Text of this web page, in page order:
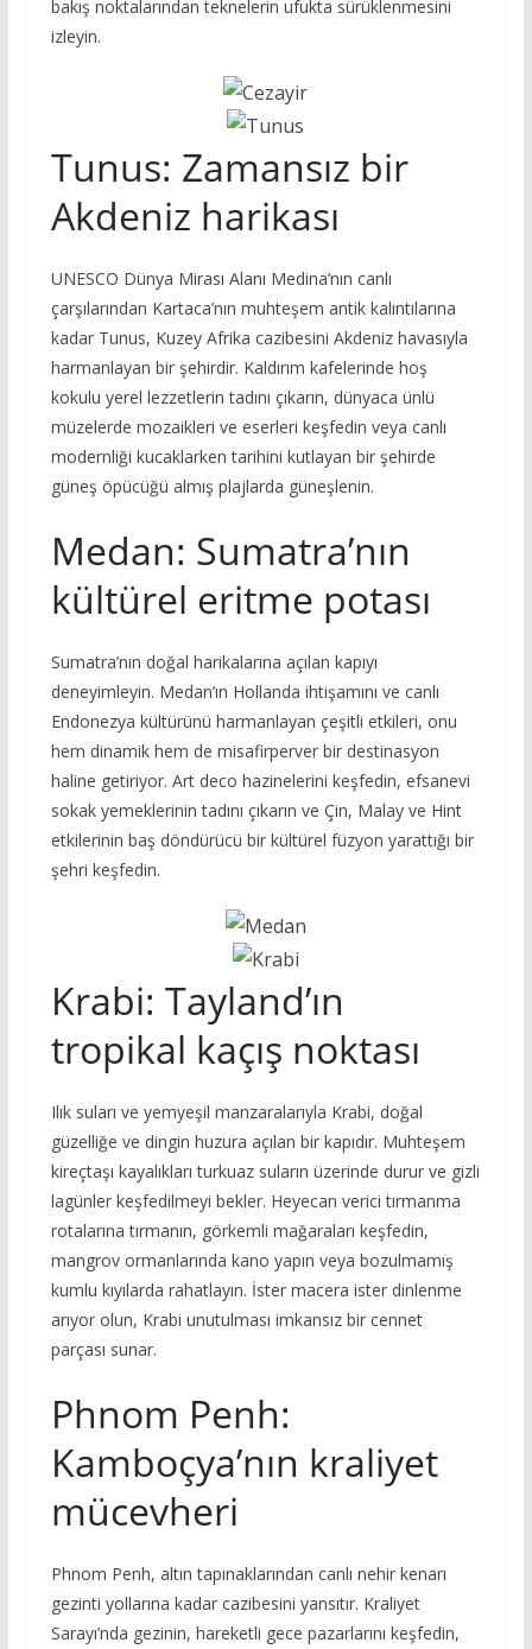
bakış noktalarından teknelerin ufukta sürüklenmesini
izleyin.
Tunus: Zamansız bir
Akdeniz harikası
UNESCO Dünya Mirası Alanı Medina’nın canlı
çarşılarından Kartaca’nın muhteşem antik kalıntılarına
kadar Tunus, Kuzey Afrika cazibesini Akdeniz havasıyla
harmanlayan bir şehirdir. Kaldırım kafelerinde hoş
kokulu yerel lezzetlerin tadını çıkarın, dünyaca ünlü
müzelerde mozaikleri ve eserleri keşfedin veya canlı
modernliği kucaklarken tarihini kutlayan bir şehirde
güneş öpücüğü almış plajlarda güneşlenin.
Medan: Sumatra’nın
kültürel eritme potası
Sumatra’nın doğal harikalarına açılan kapıyı
deneyimleyin. Medan’ın Hollanda ihtişamını ve canlı
Endonezya kültürünü harmanlayan çeşitli etkileri, onu
hem dinamik hem de misafirperver bir destinasyon
haline getiriyor. Art deco hazinelerini keşfedin, efsanevi
sokak yemeklerinin tadını çıkarın ve Çin, Malay ve Hint
etkilerinin baş döndürücü bir kültürel füzyon yarattığı bir
şehri keşfedin.
Krabi: Tayland’ın
tropikal kaçış noktası
Ilık suları ve yemyeşil manzaralarıyla Krabi, doğal
güzelliğe ve dingin huzura açılan bir kapıdır. Muhteşem
kireçtaşı kayalıkları turkuaz suların üzerinde durur ve gizli
lagünler keşfedilmeyi bekler. Heyecan verici tırmanma
rotalarına tırmanın, görkemli mağaraları keşfedin,
mangrov ormanlarında kano yapın veya bozulmamış
kumlu kıyılarda rahatlayın. İster macera ister dinlenme
arıyor olun, Krabi unutulması imkansız bir cennet
parçası sunar.
Phnom Penh:
Kamboçya’nın kraliyet
mücevheri
Phnom Penh, altın tapınaklarından canlı nehir kenarı
gezinti yollarına kadar cazibesini yansıtır. Kraliyet
Sarayı’nda gezinin, hareketli gece pazarlarını keşfedin,